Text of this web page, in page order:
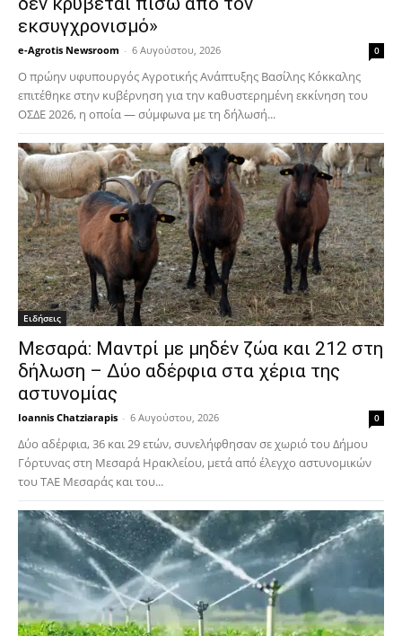
εκσυγχρονισμό»
e-Agrotis Newsroom - 6 Αυγούστου, 2026 0
Ο πρώην υφυπουργός Αγροτικής Ανάπτυξης Βασίλης Κόκκαλης
επιτέθηκε στην κυβέρνηση για την καθυστερημένη εκκίνηση του
ΟΣΔΕ 2026, η οποία — σύμφωνα με τη δήλωσή...
Ειδήσεις
Μεσαρά: Μαντρί με μηδέν ζώα και 212 στη
δήλωση – Δύο αδέρφια στα χέρια της
αστυνομίας
Ioannis Chatziarapis - 6 Αυγούστου, 2026 0
Δύο αδέρφια, 36 και 29 ετών, συνελήφθησαν σε χωριό του Δήμου
Γόρτυνας στη Μεσαρά Ηρακλείου, μετά από έλεγχο αστυνομικών
του ΤΑΕ Μεσαράς και του...